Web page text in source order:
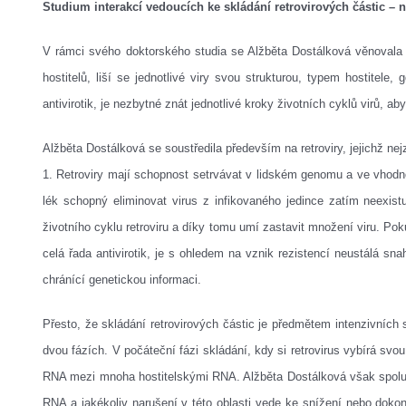
Studium interakcí vedoucích ke skládání retrovirových částic –
V rámci svého doktorského studia se Alžběta Dostálková
hostitelů, liší se jednotlivé viry svou strukturou, typem
antivirotik, je nezbytné znát jednotlivé kroky životních cyklů virů,
Alžběta Dostálková se soustředila především na retroviry, jejichž
1. Retroviry mají schopnost setrvávat v lidském genomu a ve
lék schopný eliminovat virus z infikovaného jedince zatím
životního cyklu retroviru a díky tomu umí zastavit množení viru.
celá řada antivirotik, je s ohledem na vznik rezistencí neustálá
chránící genetickou informaci.
Přesto, že skládání retrovirových částic je předmětem
dvou fázích. V počáteční fázi skládání, kdy si retrovirus vybírá
RNA mezi mnoha hostitelskými RNA. Alžběta Dostálková však
RNA a jakékoliv narušení v této oblasti vede ke snížení nebo